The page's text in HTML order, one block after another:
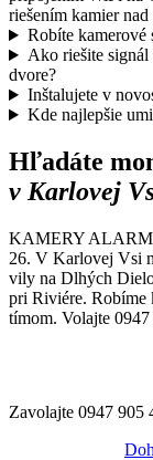
riešením kamier
Robíte
Ako riešite
dvore?
Inštalujete v
Kde najlepšie
Hľadáte
v Karlovej
KAMERY
26. V Karlovej Vsi
vily na Dlhých
pri Riviére. Robíme
tímom. Volajte 0947
Zavolajte 0947 905